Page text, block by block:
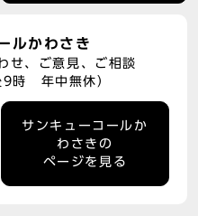
ルかわさき
せ、ご意見、ご相談
9時 年中無休）
サンキューコールか
わさきの
ページを見る